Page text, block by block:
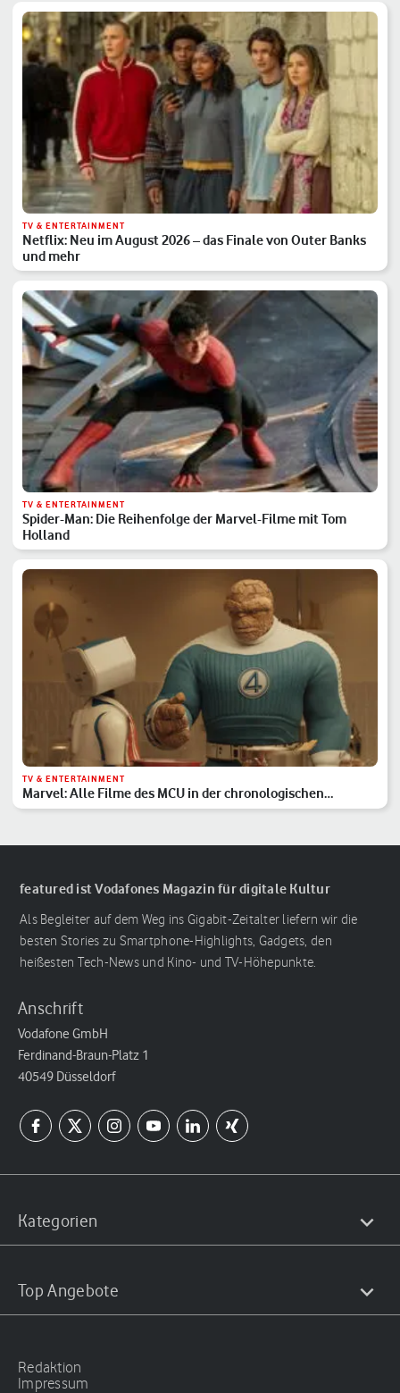
TV & ENTERTAINMENT
Netflix: Neu im August 2026 – das Finale von Outer Banks
und mehr
TV & ENTERTAINMENT
Spider-Man: Die Reihenfolge der Marvel-Filme mit Tom
Holland
TV & ENTERTAINMENT
Marvel: Alle Filme des MCU in der chronologischen
Reihenfolge
featured ist Vodafones Magazin für digitale Kultur
Als Begleiter auf dem Weg ins Gigabit-Zeitalter liefern wir die
besten Stories zu Smartphone-Highlights, Gadgets, den
heißesten Tech-News und Kino- und TV-Höhepunkte.
Anschrift
Vodafone GmbH
Ferdinand-Braun-Platz 1
40549 Düsseldorf
Kategorien
Top Angebote
Redaktion
Impressum